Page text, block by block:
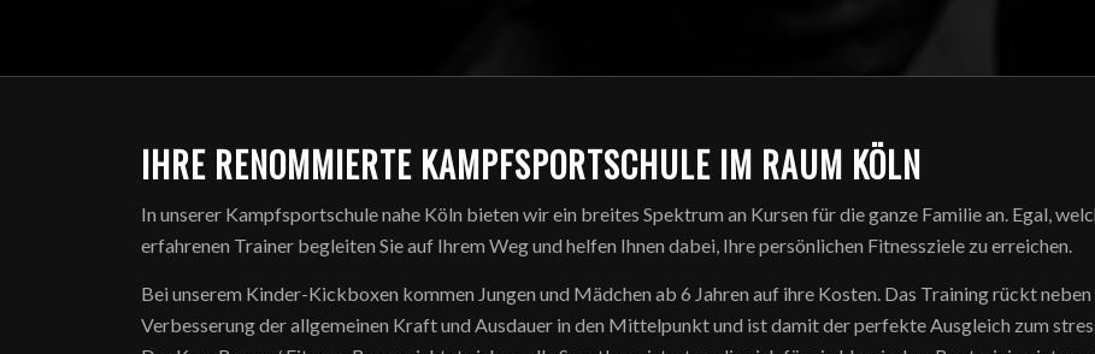
IHRE RENOMMIERTE KAMPFSPORTSCHULE IM RAUM KÖLN
In unserer Kampfsportschule nahe Köln bieten wir ein breites Spektrum an Kursen für die ganze Familie an. Egal,
erfahrenen Trainer begleiten Sie auf Ihrem Weg und helfen Ihnen dabei, Ihre persönlichen Fitnessziele zu erreichen.
Bei unserem Kinder-Kickboxen kommen Jungen und Mädchen ab 6 Jahren auf ihre Kosten. Das Training rückt
Verbesserung der allgemeinen Kraft und Ausdauer in den Mittelpunkt und ist damit der perfekte Ausgleich zum